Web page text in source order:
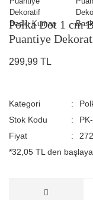
Polka Dot 1 cm
Puantiye
299,99 TL
Kategori
Stok Kodu
Fiyat
*32,05 TL den